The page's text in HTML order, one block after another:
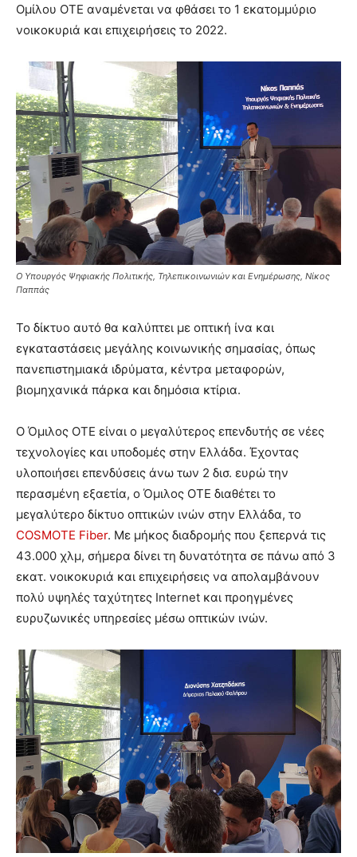
Ομίλου ΟΤΕ αναμένεται να φθάσει το 1 εκατομμύριο
νοικοκυριά και επιχειρήσεις το 2022.
Ο Υπουργός Ψηφιακής Πολιτικής, Τηλεπικοινωνιών και Ενημέρωσης, Νίκος
Παππάς
Το δίκτυο αυτό θα καλύπτει με οπτική ίνα και
εγκαταστάσεις μεγάλης κοινωνικής σημασίας, όπως
πανεπιστημιακά ιδρύματα, κέντρα μεταφορών,
βιομηχανικά πάρκα και δημόσια κτίρια.
Ο Όμιλος ΟΤΕ είναι ο μεγαλύτερος επενδυτής σε νέες
τεχνολογίες και υποδομές στην Ελλάδα. Έχοντας
υλοποιήσει επενδύσεις άνω των 2 δισ. ευρώ την
περασμένη εξαετία, ο Όμιλος ΟΤΕ διαθέτει το
μεγαλύτερο δίκτυο οπτικών ινών στην Ελλάδα, το
COSMOTE Fiber. Με μήκος διαδρομής που ξεπερνά τις
43.000 χλμ, σήμερα δίνει τη δυνατότητα σε πάνω από 3
εκατ. νοικοκυριά και επιχειρήσεις να απολαμβάνουν
πολύ υψηλές ταχύτητες Internet και προηγμένες
ευρυζωνικές υπηρεσίες μέσω οπτικών ινών.